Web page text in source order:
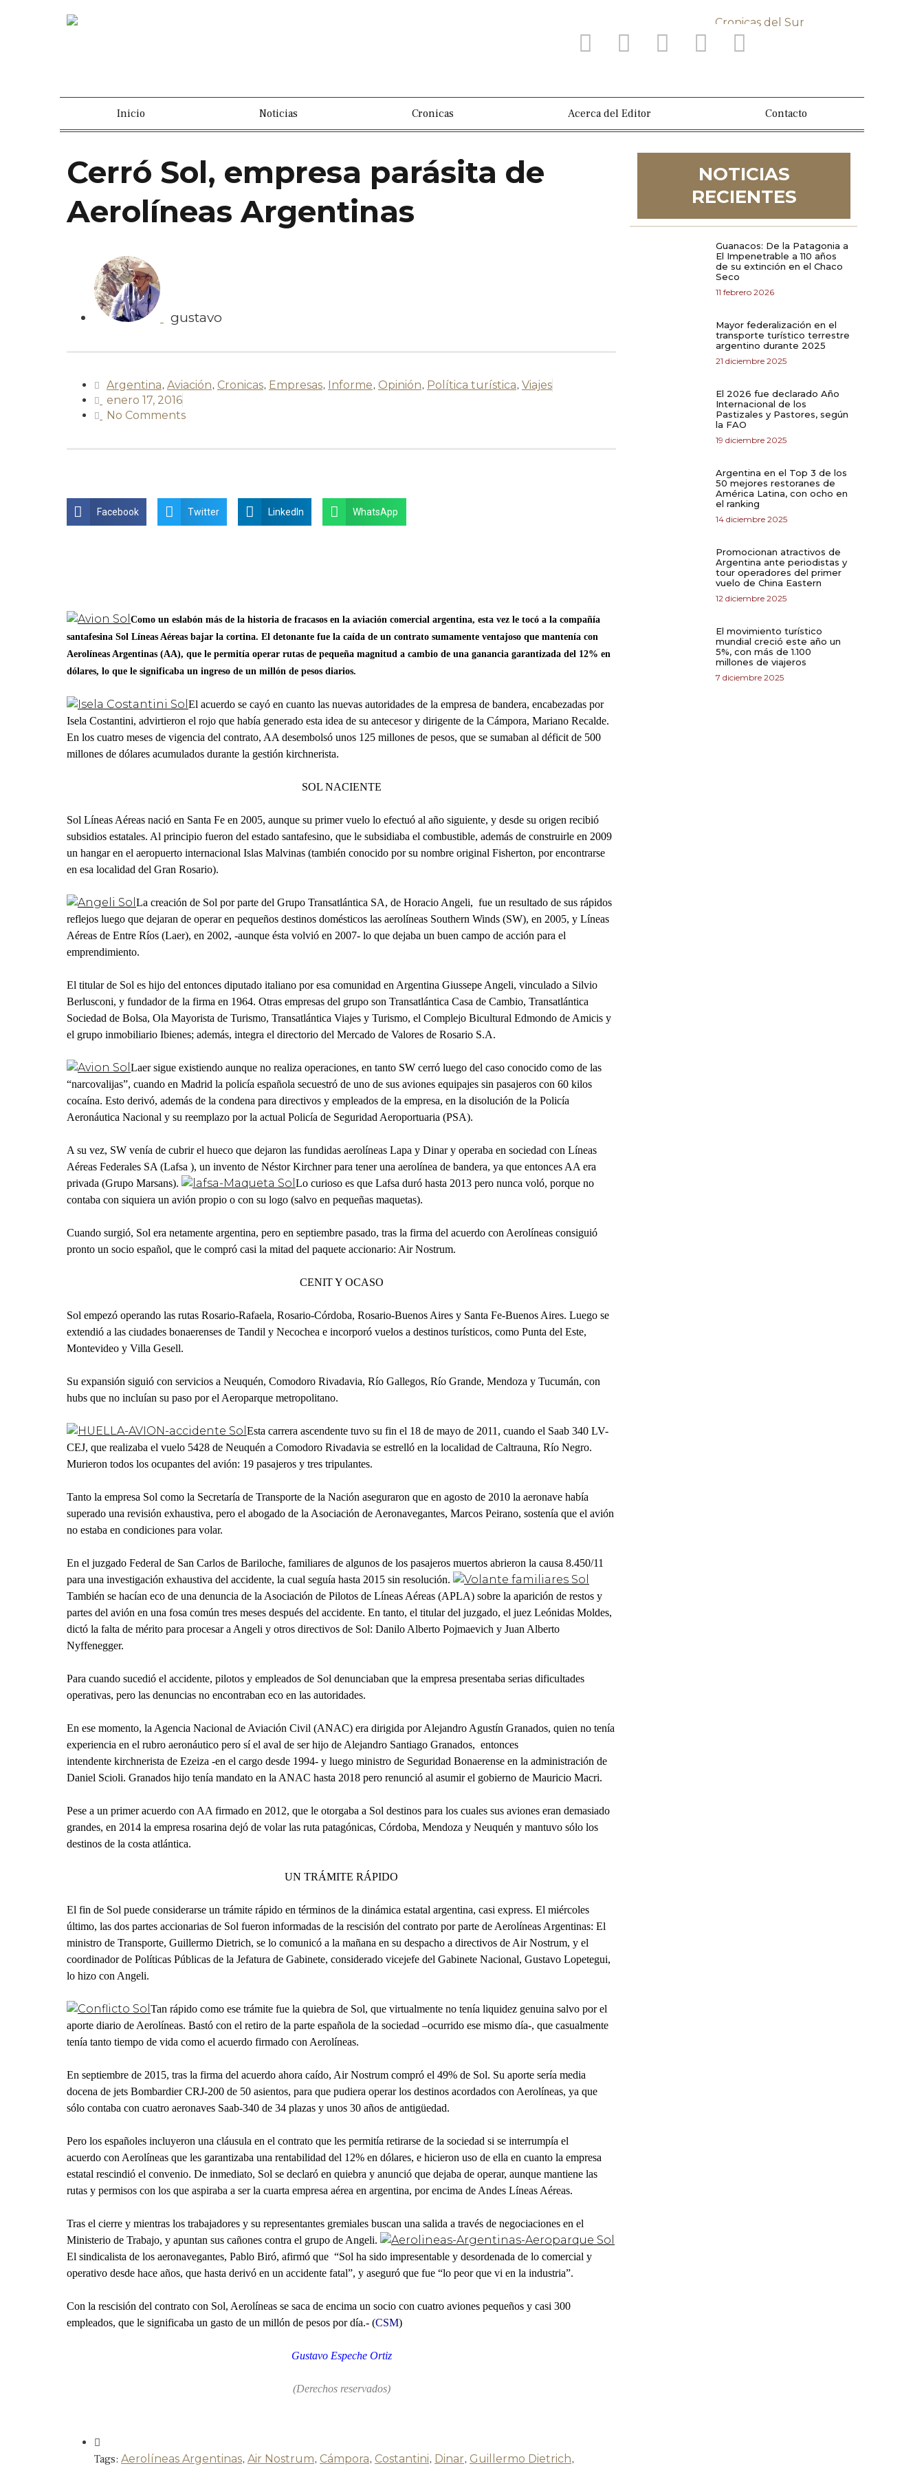
Inicio Noticias Cronicas Acerca del Editor Contacto
Cerró Sol, empresa parásita de
Aerolíneas Argentinas
gustavo
Argentina, Aviación, Cronicas, Empresas, Informe, Opinión, Política turística, Viajes
enero 17, 2016
No Comments
Facebook Twitter LinkedIn WhatsApp
Como un eslabón más de la historia de fracasos en la aviación comercial argentina, esta vez le tocó a la compañía
santafesina Sol Líneas Aéreas bajar la cortina. El detonante fue la caída de un contrato sumamente ventajoso que mantenía con
Aerolíneas Argentinas (AA), que le permitía operar rutas de pequeña magnitud a cambio de una ganancia garantizada del 12% en
dólares, lo que le significaba un ingreso de un millón de pesos diarios.
El acuerdo se cayó en cuanto las nuevas autoridades de la empresa de bandera, encabezadas por
Isela Costantini, advirtieron el rojo que había generado esta idea de su antecesor y dirigente de la Cámpora, Mariano Recalde.
En los cuatro meses de vigencia del contrato, AA desembolsó unos 125 millones de pesos, que se sumaban al déficit de 500
millones de dólares acumulados durante la gestión kirchnerista.
SOL NACIENTE
Sol Líneas Aéreas nació en Santa Fe en 2005, aunque su primer vuelo lo efectuó al año siguiente, y desde su origen recibió
subsidios estatales. Al principio fueron del estado santafesino, que le subsidiaba el combustible, además de construirle en 2009
un hangar en el aeropuerto internacional Islas Malvinas (también conocido por su nombre original Fisherton, por encontrarse
en esa localidad del Gran Rosario).
La creación de Sol por parte del Grupo Transatlántica SA, de Horacio Angeli, fue un resultado de sus rápidos
reflejos luego que dejaran de operar en pequeños destinos domésticos las aerolíneas Southern Winds (SW), en 2005, y Líneas
Aéreas de Entre Ríos (Laer), en 2002, -aunque ésta volvió en 2007- lo que dejaba un buen campo de acción para el
emprendimiento.
El titular de Sol es hijo del entonces diputado italiano por esa comunidad en Argentina Giussepe Angeli, vinculado a Silvio
Berlusconi, y fundador de la firma en 1964. Otras empresas del grupo son Transatlántica Casa de Cambio, Transatlántica
Sociedad de Bolsa, Ola Mayorista de Turismo, Transatlántica Viajes y Turismo, el Complejo Bicultural Edmondo de Amicis y
el grupo inmobiliario Ibienes; además, integra el directorio del Mercado de Valores de Rosario S.A.
Laer sigue existiendo aunque no realiza operaciones, en tanto SW cerró luego del caso conocido como de las
“narcovalijas”, cuando en Madrid la policía española secuestró de uno de sus aviones equipajes sin pasajeros con 60 kilos
cocaína. Esto derivó, además de la condena para directivos y empleados de la empresa, en la disolución de la Policía
Aeronáutica Nacional y su reemplazo por la actual Policía de Seguridad Aeroportuaria (PSA).
A su vez, SW venía de cubrir el hueco que dejaron las fundidas aerolíneas Lapa y Dinar y operaba en sociedad con Líneas
Aéreas Federales SA (Lafsa ), un invento de Néstor Kirchner para tener una aerolínea de bandera, ya que entonces AA era
privada (Grupo Marsans).
Lo curioso es que Lafsa duró hasta 2013 pero nunca voló, porque no
contaba con siquiera un avión propio o con su logo (salvo en pequeñas maquetas).
Cuando surgió, Sol era netamente argentina, pero en septiembre pasado, tras la firma del acuerdo con Aerolíneas consiguió
pronto un socio español, que le compró casi la mitad del paquete accionario: Air Nostrum.
CENIT Y OCASO
Sol empezó operando las rutas Rosario-Rafaela, Rosario-Córdoba, Rosario-Buenos Aires y Santa Fe-Buenos Aires. Luego se
extendió a las ciudades bonaerenses de Tandil y Necochea e incorporó vuelos a destinos turísticos, como Punta del Este,
Montevideo y Villa Gesell.
Su expansión siguió con servicios a Neuquén, Comodoro Rivadavia, Río Gallegos, Río Grande, Mendoza y Tucumán, con
hubs que no incluían su paso por el Aeroparque metropolitano.
Esta carrera ascendente tuvo su fin el 18 de mayo de 2011, cuando el Saab 340 LV-
CEJ, que realizaba el vuelo 5428 de Neuquén a Comodoro Rivadavia se estrelló en la localidad de Caltrauna, Río Negro.
Murieron todos los ocupantes del avión: 19 pasajeros y tres tripulantes.
Tanto la empresa Sol como la Secretaría de Transporte de la Nación aseguraron que en agosto de 2010 la aeronave había
superado una revisión exhaustiva, pero el abogado de la Asociación de Aeronavegantes, Marcos Peirano, sostenía que el avión
no estaba en condiciones para volar.
En el juzgado Federal de San Carlos de Bariloche, familiares de algunos de los pasajeros muertos abrieron la causa 8.450/11
para una investigación exhaustiva del accidente, la cual seguía hasta 2015 sin resolución.
También se hacían eco de una denuncia de la Asociación de Pilotos de Líneas Aéreas (APLA) sobre la aparición de restos y
partes del avión en una fosa común tres meses después del accidente. En tanto, el titular del juzgado, el juez Leónidas Moldes,
dictó la falta de mérito para procesar a Angeli y otros directivos de Sol: Danilo Alberto Pojmaevich y Juan Alberto
Nyffenegger.
Para cuando sucedió el accidente, pilotos y empleados de Sol denunciaban que la empresa presentaba serias dificultades
operativas, pero las denuncias no encontraban eco en las autoridades.
En ese momento, la Agencia Nacional de Aviación Civil (ANAC) era dirigida por Alejandro Agustín Granados, quien no tenía
experiencia en el rubro aeronáutico pero sí el aval de ser hijo de Alejandro Santiago Granados, entonces
intendente kirchnerista de Ezeiza -en el cargo desde 1994- y luego ministro de Seguridad Bonaerense en la administración de
Daniel Scioli. Granados hijo tenía mandato en la ANAC hasta 2018 pero renunció al asumir el gobierno de Mauricio Macri.
Pese a un primer acuerdo con AA firmado en 2012, que le otorgaba a Sol destinos para los cuales sus aviones eran demasiado
grandes, en 2014 la empresa rosarina dejó de volar las ruta patagónicas, Córdoba, Mendoza y Neuquén y mantuvo sólo los
destinos de la costa atlántica.
UN TRÁMITE RÁPIDO
El fin de Sol puede considerarse un trámite rápido en términos de la dinámica estatal argentina, casi express. El miércoles
último, las dos partes accionarias de Sol fueron informadas de la rescisión del contrato por parte de Aerolíneas Argentinas: El
ministro de Transporte, Guillermo Dietrich, se lo comunicó a la mañana en su despacho a directivos de Air Nostrum, y el
coordinador de Políticas Públicas de la Jefatura de Gabinete, considerado vicejefe del Gabinete Nacional, Gustavo Lopetegui,
lo hizo con Angeli.
Tan rápido como ese trámite fue la quiebra de Sol, que virtualmente no tenía liquidez genuina salvo por el
aporte diario de Aerolíneas. Bastó con el retiro de la parte española de la sociedad –ocurrido ese mismo día-, que casualmente
tenía tanto tiempo de vida como el acuerdo firmado con Aerolíneas.
En septiembre de 2015, tras la firma del acuerdo ahora caído, Air Nostrum compró el 49% de Sol. Su aporte sería media
docena de jets Bombardier CRJ-200 de 50 asientos, para que pudiera operar los destinos acordados con Aerolíneas, ya que
sólo contaba con cuatro aeronaves Saab-340 de 34 plazas y unos 30 años de antigüedad.
Pero los españoles incluyeron una cláusula en el contrato que les permitía retirarse de la sociedad si se interrumpía el
acuerdo con Aerolíneas que les garantizaba una rentabilidad del 12% en dólares, e hicieron uso de ella en cuanto la empresa
estatal rescindió el convenio. De inmediato, Sol se declaró en quiebra y anunció que dejaba de operar, aunque mantiene las
rutas y permisos con los que aspiraba a ser la cuarta empresa aérea en argentina, por encima de Andes Líneas Aéreas.
Tras el cierre y mientras los trabajadores y su representantes gremiales buscan una salida a través de negociaciones en el
Ministerio de Trabajo, y apuntan sus cañones contra el grupo de Angeli.
El sindicalista de los aeronavegantes, Pablo Biró, afirmó que “Sol ha sido impresentable y desordenada de lo comercial y
operativo desde hace años, que hasta derivó en un accidente fatal”, y aseguró que fue “lo peor que vi en la industria”.
Con la rescisión del contrato con Sol, Aerolíneas se saca de encima un socio con cuatro aviones pequeños y casi 300
empleados, que le significaba un gasto de un millón de pesos por día.- (CSM)
Gustavo Espeche Ortiz
(Derechos reservados)
Tags: Aerolíneas Argentinas, Air Nostrum, Cámpora, Costantini, Dinar, Guillermo Dietrich,
NOTICIAS
RECIENTES
Guanacos: De la Patagonia a
El Impenetrable a 110 años
de su extinción en el Chaco
Seco
11 febrero 2026
Mayor federalización en el
transporte turístico terrestre
argentino durante 2025
21 diciembre 2025
El 2026 fue declarado Año
Internacional de los
Pastizales y Pastores, según
la FAO
19 diciembre 2025
Argentina en el Top 3 de los
50 mejores restoranes de
América Latina, con ocho en
el ranking
14 diciembre 2025
Promocionan atractivos de
Argentina ante periodistas y
tour operadores del primer
vuelo de China Eastern
12 diciembre 2025
El movimiento turístico
mundial creció este año un
5%, con más de 1.100
millones de viajeros
7 diciembre 2025